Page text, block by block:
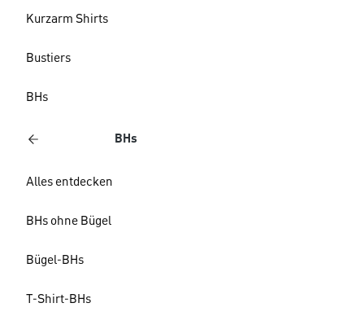
Kurzarm Shirts
Bustiers
BHs
BHs
Alles entdecken
BHs ohne Bügel
Bügel-BHs
T-Shirt-BHs